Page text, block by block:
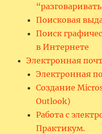
Поисковая
Поиск
в Интернете
Электронная
Электронная
Создание
Outlook)
Работа с
Практикум.